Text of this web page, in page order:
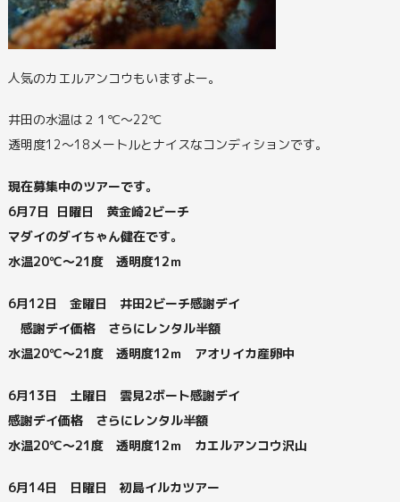
人気のカエルアンコウもいますよー。
井田の水温は２１℃～22℃
透明度12～18メートルとナイスなコンディションです。
現在募集中のツアーです。
6月7日 日曜日 黄金崎2ビーチ
マダイのダイちゃん健在です。
水温20℃～21度 透明度12ｍ
6月12日 金曜日 井田2ビーチ感謝デイ
感謝デイ価格 さらにレンタル半額
水温20℃～21度 透明度12ｍ アオリイカ産卵中
6月13日 土曜日 雲見2ボート感謝デイ
感謝デイ価格 さらにレンタル半額
水温20℃～21度 透明度12ｍ カエルアンコウ沢山
6月14日 日曜日 初島イルカツアー